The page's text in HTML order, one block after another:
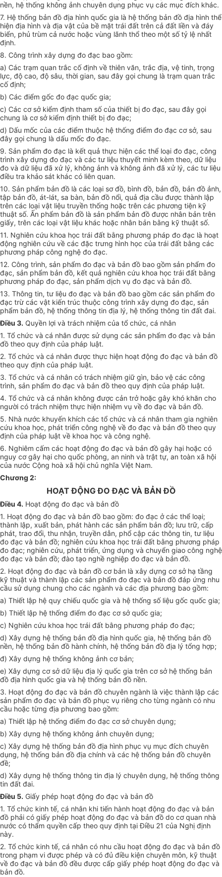
nền, hệ thống không ảnh chuyên dụng phục vụ các mục đích khác.
7. Hệ thống bản đồ địa hình quốc gia là hệ thống bản đồ địa hình thể
hiện địa hình và địa vật của bề mặt trái đất trên cả đất liền và đáy
biển, phủ trùm cả nước hoặc vùng lãnh thổ theo một số tỷ lệ nhất
định.
8. Công trình xây dựng đo đạc bao gồm:
a) Các trạm quan trắc cố định về thiên văn, trắc địa, vệ tinh, trọng
lực, độ cao, độ sâu, thời gian, sau đây gọi chung là trạm quan trắc
cố định;
b) Các điểm gốc đo đạc quốc gia;
c) Các cơ sở kiểm định tham số của thiết bị đo đạc, sau đây gọi
chung là cơ sở kiểm định thiết bị đo đạc;
d) Dấu mốc của các điểm thuộc hệ thống điểm đo đạc cơ sở, sau
đây gọi chung là dấu mốc đo đạc.
9. Sản phẩm đo đạc là kết quả thực hiện các thể loại đo đạc, công
trình xây dựng đo đạc và các tư liệu thuyết minh kèm theo, dữ liệu
đo và dữ liệu đã xử lý, không ảnh và không ảnh đã xử lý, các tư liệu
điều tra khảo sát khác có liên quan.
10. Sản phẩm bản đồ là các loại sơ đồ, bình đồ, bản đồ, bản đồ ảnh,
tập bản đồ, át-lát, sa bàn, bản đồ nổi, quả địa cầu được thành lập
trên các loại vật liệu truyền thống hoặc trên các phương tiện kỹ
thuật số. Ấn phẩm bản đồ là sản phẩm bản đồ được nhân bản trên
giấy, trên các loại vật liệu khác hoặc nhân bản bằng kỹ thuật số.
11. Nghiên cứu khoa học trái đất bằng phương pháp đo đạc là hoạt
động nghiên cứu về các đặc trưng hình học của trái đất bằng các
phương pháp công nghệ đo đạc.
12. Công trình, sản phẩm đo đạc và bản đồ bao gồm sản phẩm đo
đạc, sản phẩm bản đồ, kết quả nghiên cứu khoa học trái đất bằng
phương pháp đo đạc, sản phẩm dịch vụ đo đạc và bản đồ.
13. Thông tin, tư liệu đo đạc và bản đồ bao gồm các sản phẩm đo
đạc trừ các vật kiến trúc thuộc công trình xây dựng đo đạc, sản
phẩm bản đồ, hệ thống thông tin địa lý, hệ thống thông tin đất đai.
Điều 3. Quyền lợi và trách nhiệm của tổ chức, cá nhân
1. Tổ chức và cá nhân được sử dụng các sản phẩm đo đạc và bản
đồ theo quy định của pháp luật.
2. Tổ chức và cá nhân được thực hiện hoạt động đo đạc và bản đồ
theo quy định của pháp luật.
3. Tổ chức và cá nhân có trách nhiệm giữ gìn, bảo vệ các công
trình, sản phẩm đo đạc và bản đồ theo quy định của pháp luật.
4. Tổ chức và cá nhân không được cản trở hoặc gây khó khăn cho
người có trách nhiệm thực hiện nhiệm vụ về đo đạc và bản đồ.
5. Nhà nước khuyến khích các tổ chức và cá nhân tham gia nghiên
cứu khoa học, phát triển công nghệ về đo đạc và bản đồ theo quy
định của pháp luật về khoa học và công nghệ.
6. Nghiêm cấm các hoạt động đo đạc và bản đồ gây hại hoặc có
nguy cơ gây hại cho quốc phòng, an ninh và trật tự, an toàn xã hội
của nước Cộng hoà xã hội chủ nghĩa Việt Nam.
Chương 2:
HOẠT ĐỘNG ĐO ĐẠC VÀ BẢN ĐỒ
Điều 4. Hoạt động đo đạc và bản đồ
1. Hoạt động đo đạc và bản đồ bao gồm: đo đạc ở các thể loại;
thành lập, xuất bản, phát hành các sản phẩm bản đồ; lưu trữ, cấp
phát, trao đổi, thu nhận, truyền dẫn, phổ cập các thông tin, tư liệu
đo đạc và bản đồ; nghiên cứu khoa học trái đất bằng phương pháp
đo đạc; nghiên cứu, phát triển, ứng dụng và chuyển giao công nghệ
đo đạc và bản đồ; đào tạo nghề nghiệp đo đạc và bản đồ.
2. Hoạt động đo đạc và bản đồ cơ bản là xây dựng cơ sở hạ tầng
kỹ thuật và thành lập các sản phẩm đo đạc và bản đồ đáp ứng nhu
cầu sử dụng chung cho các ngành và các địa phương bao gồm:
a) Thiết lập hệ quy chiếu quốc gia và hệ thống số liệu gốc quốc gia;
b) Thiết lập hệ thống điểm đo đạc cơ sở quốc gia;
c) Nghiên cứu khoa học trái đất bằng phương pháp đo đạc;
d) Xây dựng hệ thống bản đồ địa hình quốc gia, hệ thống bản đồ
nền, hệ thống bản đồ hành chính, hệ thống bản đồ địa lý tổng hợp;
đ) Xây dựng hệ thống không ảnh cơ bản;
e) Xây dựng cơ sở dữ liệu địa lý quốc gia trên cơ sở hệ thống bản
đồ địa hình quốc gia và hệ thống bản đồ nền.
3. Hoạt động đo đạc và bản đồ chuyên ngành là việc thành lập các
sản phẩm đo đạc và bản đồ phục vụ riêng cho từng ngành có nhu
cầu hoặc từng địa phương bao gồm:
a) Thiết lập hệ thống điểm đo đạc cơ sở chuyên dụng;
b) Xây dựng hệ thống không ảnh chuyên dụng;
c) Xây dựng hệ thống bản đồ địa hình phục vụ mục đích chuyên
dụng, hệ thống bản đồ địa chính và các hệ thống bản đồ chuyên
đề;
d) Xây dựng hệ thống thông tin địa lý chuyên dụng, hệ thống thông
tin đất đai.
Điều 5. Giấy phép hoạt động đo đạc và bản đồ
1. Tổ chức kinh tế, cá nhân khi tiến hành hoạt động đo đạc và bản
đồ phải có giấy phép hoạt động đo đạc và bản đồ do cơ quan nhà
nước có thẩm quyền cấp theo quy định tại Điều 21 của Nghị định
này.
2. Tổ chức kinh tế, cá nhân có nhu cầu hoạt động đo đạc và bản đồ
trong phạm vi được phép và có đủ điều kiện chuyên môn, kỹ thuật
về đo đạc và bản đồ đều được cấp giấy phép hoạt động đo đạc và
bản đồ.